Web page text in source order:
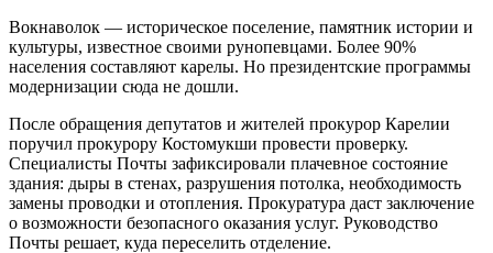
Вокнаволок — историческое поселение, памятник истории и
культуры, известное своими рунопевцами. Более 90%
населения составляют карелы. Но президентские программы
модернизации сюда не дошли.
После обращения депутатов и жителей прокурор Карелии
поручил прокурору Костомукши провести проверку.
Специалисты Почты зафиксировали плачевное состояние
здания: дыры в стенах, разрушения потолка, необходимость
замены проводки и отопления. Прокуратура даст заключение
о возможности безопасного оказания услуг. Руководство
Почты решает, куда переселить отделение.